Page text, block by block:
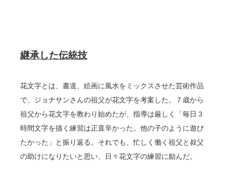
継承した伝統技
花文字とは、書道、絵画に風水をミックスさせた芸術作品
で、ジョナサンさんの祖父が花文字を考案した。７歳から
祖父から花文字を教わり始めたが、指導は厳しく「毎日３
時間文字を描く練習は正直辛かった。他の子のように遊び
たかった」と振り返る。それでも、忙しく働く祖父と叔父
の助けになりたいと思い、日々花文字の練習に励んだ。